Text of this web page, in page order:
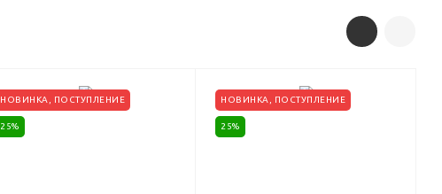
НОВИНКА, ПОСТУПЛЕНИЕ
25%
НОВИНКА, ПОСТУПЛЕНИЕ
25%